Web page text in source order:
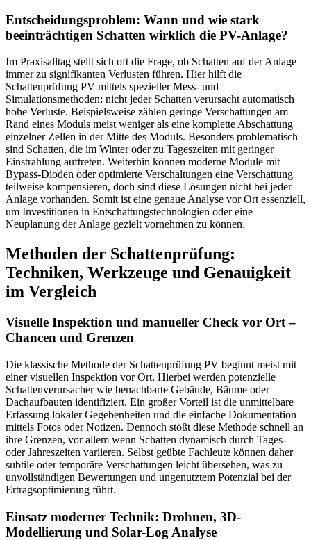
Entscheidungsproblem: Wann und wie stark
beeinträchtigen Schatten wirklich die PV-Anlage?
Im Praxisalltag stellt sich oft die Frage, ob Schatten auf der Anlage
immer zu signifikanten Verlusten führen. Hier hilft die
Schattenprüfung PV mittels spezieller Mess- und
Simulationsmethoden: nicht jeder Schatten verursacht automatisch
hohe Verluste. Beispielsweise zählen geringe Verschattungen am
Rand eines Moduls meist weniger als eine komplette Abschattung
einzelner Zellen in der Mitte des Moduls. Besonders problematisch
sind Schatten, die im Winter oder zu Tageszeiten mit geringer
Einstrahlung auftreten. Weiterhin können moderne Module mit
Bypass-Dioden oder optimierte Verschaltungen eine Verschattung
teilweise kompensieren, doch sind diese Lösungen nicht bei jeder
Anlage vorhanden. Somit ist eine genaue Analyse vor Ort essenziell,
um Investitionen in Entschattungstechnologien oder eine
Neuplanung der Anlage gezielt vornehmen zu können.
Methoden der Schattenprüfung:
Techniken, Werkzeuge und Genauigkeit
im Vergleich
Visuelle Inspektion und manueller Check vor Ort –
Chancen und Grenzen
Die klassische Methode der Schattenprüfung PV beginnt meist mit
einer visuellen Inspektion vor Ort. Hierbei werden potenzielle
Schattenverursacher wie benachbarte Gebäude, Bäume oder
Dachaufbauten identifiziert. Ein großer Vorteil ist die unmittelbare
Erfassung lokaler Gegebenheiten und die einfache Dokumentation
mittels Fotos oder Notizen. Dennoch stößt diese Methode schnell an
ihre Grenzen, vor allem wenn Schatten dynamisch durch Tages-
oder Jahreszeiten variieren. Selbst geübte Fachleute können daher
subtile oder temporäre Verschattungen leicht übersehen, was zu
unvollständigen Bewertungen und ungenutztem Potenzial bei der
Ertragsoptimierung führt.
Einsatz moderner Technik: Drohnen, 3D-
Modellierung und Solar-Log Analyse